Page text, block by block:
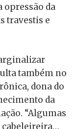
opressão da
travestis e
também no
dona do
da
“Algumas
cabeleireira…